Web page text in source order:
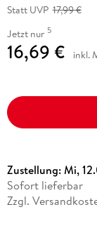
Statt UVP 17,99 €
Jetzt nur 5
16,69 € inkl.
Zustellung:Mi,
Sofort lieferbar
Zzgl.